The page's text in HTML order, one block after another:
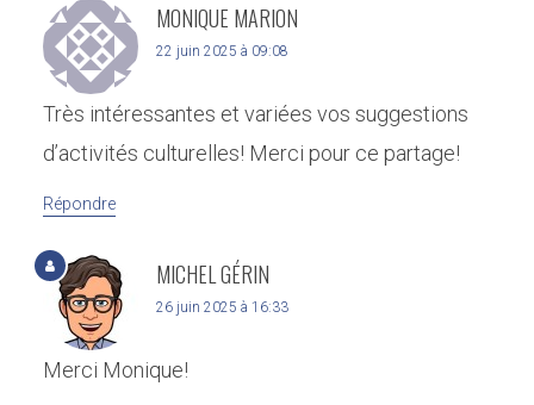
MONIQUE MARION
22 juin 2025 à 09:08
Très intéressantes et variées vos suggestions
d’activités culturelles! Merci pour ce partage!
Répondre
MICHEL GÉRIN
26 juin 2025 à 16:33
Merci Monique!